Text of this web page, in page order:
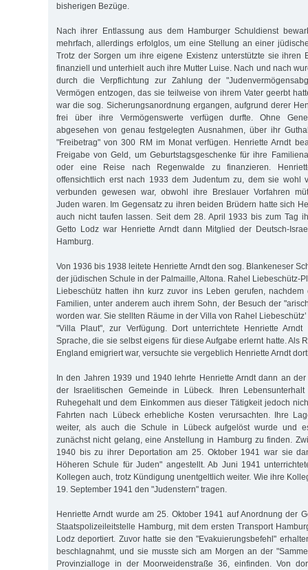
bisherigen Bezüge.
Nach ihrer Entlassung aus dem Hamburger Schuldienst
mehrfach, allerdings erfolglos, um eine Stellung an einer
Trotz der Sorgen um ihre eigene Existenz unterstützte sie ihren
finanziell und unterhielt auch ihre Mutter Luise. Nach und nach
durch die Verpflichtung zur Zahlung der
Vermögen entzogen, das sie teilweise von ihrem Vater geerbt
war die sog. Sicherungsanordnung ergangen, aufgrund derer
frei über ihre Vermögenswerte verfügen durfte. Ohne
abgesehen von genau festgelegten Ausnahmen, über ihr
"Freibetrag" von 300 RM im Monat verfügen. Henriette Arndt
Freigabe von Geld, um Geburtstagsgeschenke für ihre
oder eine Reise nach Regenwalde zu finanzieren.
offensichtlich erst nach 1933 dem Judentum zu, dem sie wohl
verbunden gewesen war, obwohl ihre Breslauer Vorfahren
Juden waren. Im Gegensatz zu ihren beiden Brüdern hatte sich
auch nicht taufen lassen. Seit dem 28. April 1933 bis zum Tag
Getto Lodz war Henriette Arndt dann Mitglied der Deutsch-
Hamburg.
Von 1936 bis 1938 leitete Henriette Arndt den sog. Blankeneser
der jüdischen Schule in der Palmaille, Altona. Rahel Liebeschütz-
Liebeschütz hatten ihn kurz zuvor ins Leben gerufen,
Familien, unter anderem auch ihrem Sohn, der Besuch der
worden war. Sie stellten Räume in der Villa von Rahel
"Villa Plaut", zur Verfügung. Dort unterrichtete Henriette
Sprache, die sie selbst eigens für diese Aufgabe erlernt hatte. Als
England emigriert war, versuchte sie vergeblich Henriette Arndt
In den Jahren 1939 und 1940 lehrte Henriette Arndt dann an
der Israelitischen Gemeinde in Lübeck. Ihren
Ruhegehalt und dem Einkommen aus dieser Tätigkeit jedoch
Fahrten nach Lübeck erhebliche Kosten verursachten. Ihre
weiter, als auch die Schule in Lübeck aufgelöst wurde und
zunächst nicht gelang, eine Anstellung in Hamburg zu finden.
1940 bis zu ihrer Deportation am 25. Oktober 1941 war sie
Höheren Schule für Juden" angestellt. Ab Juni 1941
Kollegen auch, trotz Kündigung unentgeltlich weiter. Wie ihre
19. September 1941 den "Judenstern" tragen.
Henriette Arndt wurde am 25. Oktober 1941 auf Anordnung der
Staatspolizeileitstelle Hamburg, mit dem ersten Transport
Lodz deportiert. Zuvor hatte sie den "Evakuierungsbefehl"
beschlagnahmt, und sie musste sich am Morgen an der
Provinzialloge in der Moorweidenstraße 36, einfinden. Von